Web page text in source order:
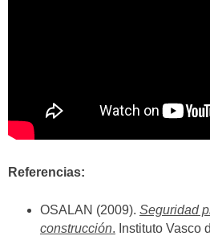
Referencias:
OSALAN (2009). Seguridad
construcción. Instituto Vasco